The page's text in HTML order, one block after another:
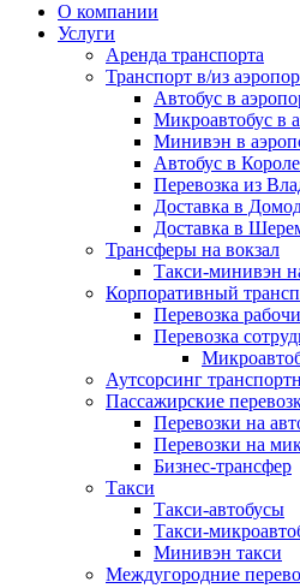
О компании
Услуги
Аренда транспорта
Транспорт в/из
Автобус в
Микроавтобус в
Минивэн в
Автобус в
Перевозка из
Доставка в
Доставка в
Трансферы на вокзал
Такси-минивэн
Корпоративный
Перевозка
Перевозка
Аутсорсинг
Пассажирские
Перевозки на
Перевозки на
Бизнес-трансфер
Такси
Такси-автобусы
Такси-
Минивэн такси
Междугородние